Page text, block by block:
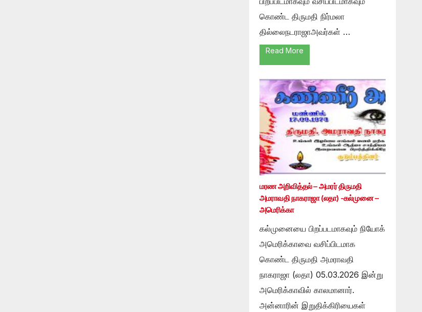
கொண்ட திருமதி நிர்மலா
தில்லைநடராஜாஅவர்கள் …
Read More
மரண அறிவித்தல் – அமரர் திருமதி
அமராவதி நாகராஜா (லதா) -கல்முனை –
அமெரிக்கா
கல்முனையை பிறப்படமாகவும் நியோக்
அமெரிக்காவை வசிப்பிடமாக
கொண்ட திருமதி அமராவதி
நாகராஜா (லதா) 05.03.2026 இன்று
அமெரிக்காவில் காலமானார்.
அன்னாரின் இறுதிக்கிரியைகள்